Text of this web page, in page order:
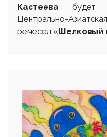
Кастеевабудет
Центрально-
ремесел «Шелковый